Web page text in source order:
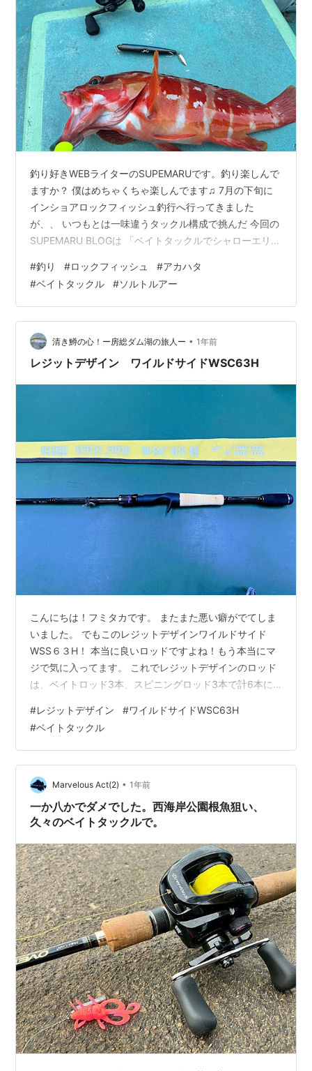
釣り好きWEBライターのSUPEMARUです。釣り楽しんで
ますか？ 僕はめちゃくちゃ楽しんでます♫ 7月の下旬に
インショアロックフィッシュ釣行へ行ってきました
が、、 いつもとは一味違うタックル構成で挑んだ 今回の
SUPEMARU BLOGは 「ベイトタックルでシャローエリア
ッシュゲームをする事は珍しくないですが僕があえてベ
イトソルトを選んだのか、わざわざエントリーモデルで
挑んだ理由なども一生懸命書いたので最後まで読んで頂
けたら幸いです、それでは読んで行きましょう👇
#釣り #ロックフィッシュ #アカハタ
#ベイトタックル #ソルトルアー
清き鱒の心！ー房総ダム湖の旅人ー • 1年前
レジットデザイン ワイルドサイドWSC63H
こんにちは！フミタカです。 またまた悪い癖がでてしま
いました。 でもこのレジットデザインワイルドサイド
WSS６３H！ 本当に良いロッドですよね！もう本当にマ
ジで気に入ってます。 これでレジットデザインのロッド
は、ベイトロッド3本、スピニングロッド3本で計6本に
WSC63H こんにちは！フミタカです。 レジットデザイ
ン ワイルドサイドWSC63H 購入動機 買い替えの検討 価
格 使用した感じ 悩み 商品説明 商品説明１ 商品詳細 購入
動機 買い替えの検討 今まで18ポイズンアドレナ166Hを
使っていたのですが、私の体格では長すぎて上手く扱え
ないと判断…
#レジットデザイン #ワイルドサイドWSC63H
#ベイトタックル
Marvelous Act(2) • 1年前
一か八かでダメでした。西海岸公園根魚狙い、
久々のベイトタックルで。